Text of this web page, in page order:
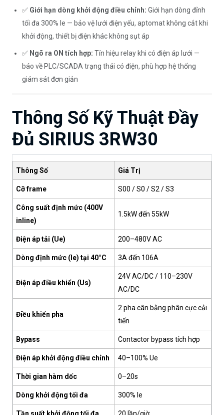
✅ Giới hạn dòng khởi động điều chỉnh: Giới hạn dòng đỉnh
tối đa 300% Ie — bảo vệ lưới điện yếu, aptomat không cắt khi
khởi động, thiết bị điện khác không sụt áp
✅ Ngõ ra ON tích hợp: Tín hiệu relay khi có điện áp lưới —
báo về PLC/SCADA trạng thái có điện, phù hợp hệ thống
giám sát đơn giản
Thông Số Kỹ Thuật Đầy
Đủ SIRIUS 3RW30
Thông Số Giá Trị
Cỡ frame S00 / S0 / S2 / S3
Công suất định mức (400V
inline)
1.5kW đến 55kW
Điện áp tải (Ue) 200–480V AC
Dòng định mức (Ie) tại 40°C 3A đến 106A
Điện áp điều khiển (Us)
24V AC/DC / 110–230V
AC/DC
Điều khiển pha
2 pha cân bằng phân cực cải
tiến
Bypass Contactor bypass tích hợp
Điện áp khởi động điều chỉnh 40–100% Ue
Thời gian hàm dốc 0–20s
Dòng khởi động tối đa 300% Ie